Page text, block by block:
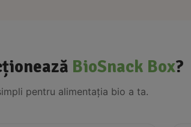
BioSnack Box?
pentru alimentația bio a ta.